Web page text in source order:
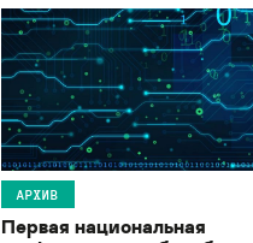
АРХИВ
Первая национальная